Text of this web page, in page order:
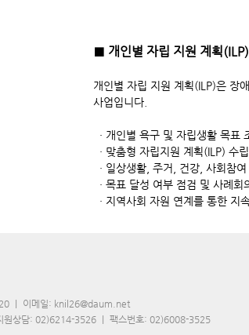
■ 개인별 자립 지원 계획
개인별 자립 지원 계획(ILP)은 장
사업입니다.
· 개인별 욕구 및 자립생활 목표
· 맞춤형 자립지원 계획(ILP) 수립
· 일상생활, 주거, 건강, 사회참
· 목표 달성 여부 점검 및 사례회
· 지역사회 자원 연계를 통한 지
｜ 이메일: knil26@daum.net
원상담: 02)6214-3526 ｜ 팩스번호: 02)6008-3525